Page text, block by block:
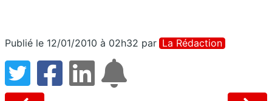
Publié le 12/01/2010 à 02h32 par La Rédaction